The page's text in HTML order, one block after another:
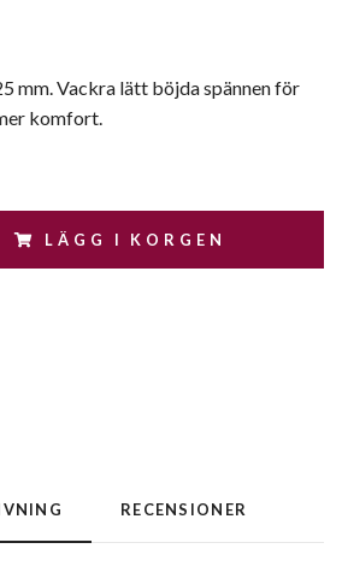
mm. Vackra lätt böjda spännen för
komfort.
LÄGG I KORGEN
RECENSIONER